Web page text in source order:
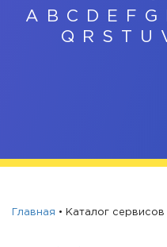
A
B C D E F G
Q
R S U
Главная • Каталог